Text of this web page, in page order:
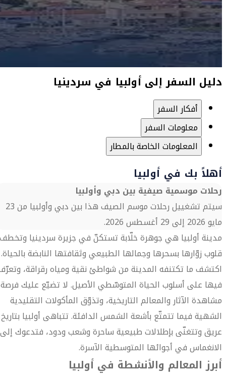
دليل السفر إلى أولبيا في سردينيا
أفكار السفر
معلومات السفر
المعلومات الخاصة بالمطار
أهلاً بك في أولبيا
رحلات موسمية صيفية بين دبي وأولبيا
سيتم تشغييل رحلات موسم الصيف هذا بين دبي وأولبيا من 23
مايو 2026 إلى 29 أغسطس 2026.
مدينة أولبيا هي جوهرة خلّابة تستكنّ في جزيرة سردينيا وتخطف
قلوب زوّارها بسحرها وجمالها الطبيعي وثقافتها النابضة بالحياة.
اكتشف ما تكتنفه المدينة من شواطئ نقية ومياه رقراقة،
فيها على أسلوب الحياة المتوسّطي الأصيل. لا تضيّع عليك فرصة
مشاهدة الآثار والمعالم التاريخية، وتذوّق المأكولات التقليدية
الشهية فيما تتمتّع بأشعة الشمس الدافئة. تتباهى أولبيا بتاريخ
عريق وتتغنّى بإطلالات طبيعية ساحرة وشعب ودود، فتدعوك إلى
الانغماس في أجوائها المتوسطية الآسرة.
أبرز المعالم والأنشطة في أولبيا